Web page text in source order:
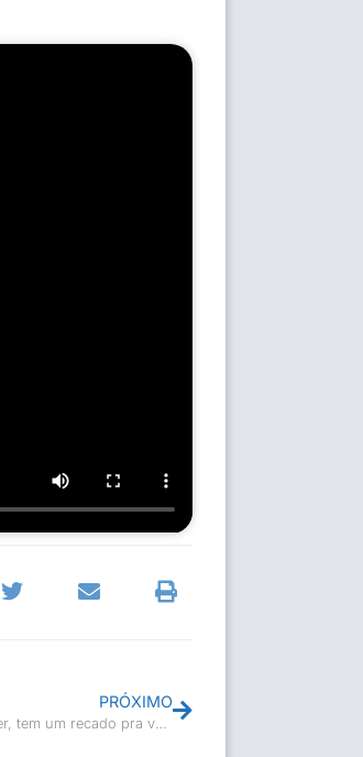
PRÓXIMO
O Tik Toker e influencer Chris Decker, tem um recado pra você!